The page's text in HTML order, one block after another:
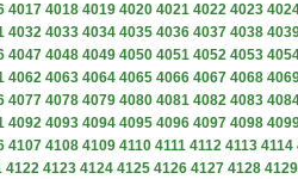
4017 4018 4019 4020 4021 4022 4023
4032 4033 4034 4035 4036 4037 4038
4047 4048 4049 4050 4051 4052 4053
4062 4063 4064 4065 4066 4067 4068
4077 4078 4079 4080 4081 4082 4083
4092 4093 4094 4095 4096 4097 4098
4107 4108 4109 4110 4111 4112 4113 4114
4122 4123 4124 4125 4126 4127 4128 4129